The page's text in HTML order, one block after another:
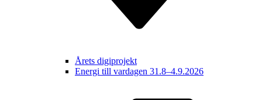
Årets digiprojekt
Energi till vardagen 31.8–4.9.2026